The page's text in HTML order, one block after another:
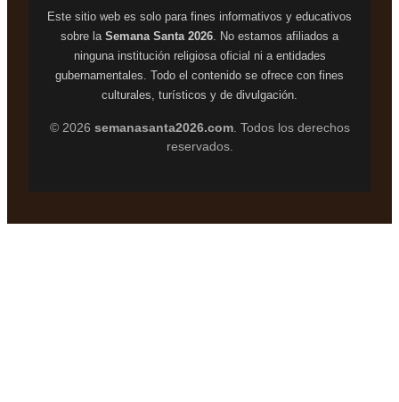
Este sitio web es solo para fines informativos y educativos
sobre la Semana Santa 2026 . No estamos afiliados a
ninguna institución religiosa oficial ni a entidades
gubernamentales. Todo el contenido se ofrece con fines
culturales, turísticos y de divulgación.
© 2026 semanasanta2026.com. Todos los derechos
reservados.